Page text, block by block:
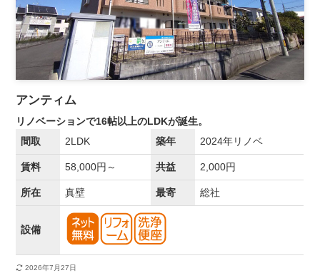
アンティム
リノベーションで16帖以上のLDKが誕生。
間取
2LDK 築年 2024年リノベ
賃料 58,000円～ 共益 2,000円
所在 真壁 最寄 総社
設備
2026年7月27日